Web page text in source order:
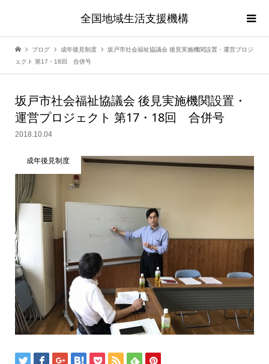
全国地域生活支援機構
ブログ 成年後見制度
坂戸市社会福祉協議会 後見実施機関設置・運営プロジ
ェクト 第17・18回 合併号
坂戸市社会福祉協議会 後見実施機関設置・
運営プロジェクト 第17・18回 合併号
2018.10.04
成年後見制度